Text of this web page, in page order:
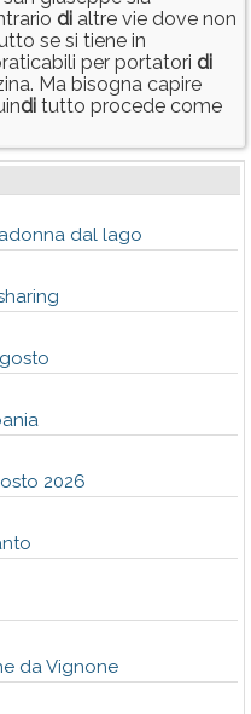
di altre vie dove non
se si tiene in
per portatori di
Ma bisogna capire
di tutto procede come
dal lago
2026
da Vignone